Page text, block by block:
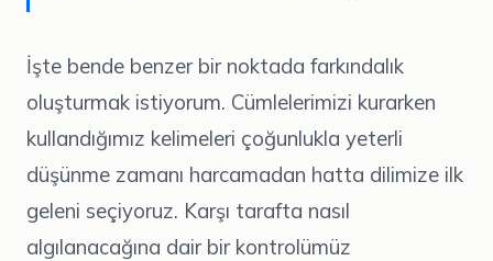
İşte bende benzer bir noktada farkındalık
oluşturmak istiyorum. Cümlelerimizi kurarken
kullandığımız kelimeleri çoğunlukla yeterli
düşünme zamanı harcamadan hatta dilimize ilk
geleni seçiyoruz. Karşı tarafta nasıl
algılanacağına dair bir kontrolümüz